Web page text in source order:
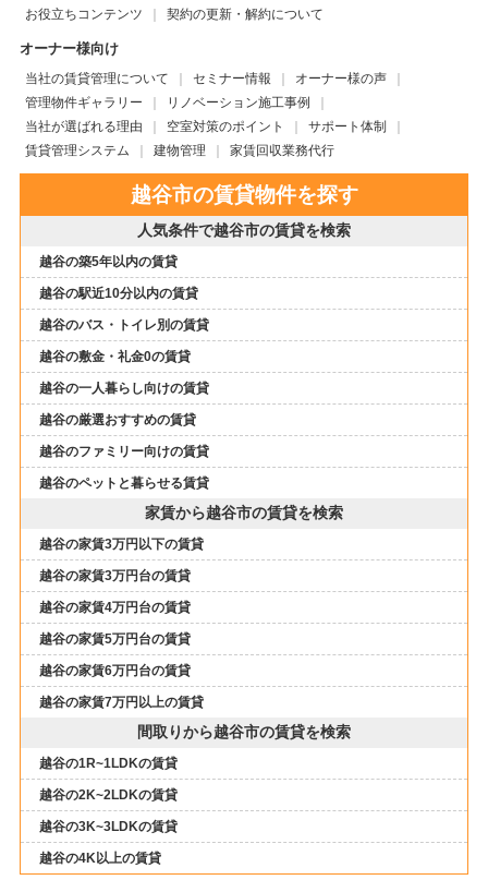
お役立ちコンテンツ
契約の更新・解約について
オーナー様向け
当社の賃貸管理について セミナー情報
オーナー様の声
管理物件ギャラリー
リノベーション施工事例
当社が選ばれる理由
空室対策のポイント
サポート体制
賃貸管理システム
建物管理 家賃回収業務代行
越谷市の賃貸物件を探す
人気条件で越谷市の賃貸を検索
越谷の築5年以内の賃貸
越谷の駅近10分以内の賃貸
越谷のバス・トイレ別の賃貸
越谷の敷金・礼金0の賃貸
越谷の一人暮らし向けの賃貸
越谷の厳選おすすめの賃貸
越谷のファミリー向けの賃貸
越谷のペットと暮らせる賃貸
家賃から越谷市の賃貸を検索
越谷の家賃3万円以下の賃貸
越谷の家賃3万円台の賃貸
越谷の家賃4万円台の賃貸
越谷の家賃5万円台の賃貸
越谷の家賃6万円台の賃貸
越谷の家賃7万円以上の賃貸
間取りから越谷市の賃貸を検索
越谷の1R~1LDKの賃貸
越谷の2K~2LDKの賃貸
越谷の3K~3LDKの賃貸
越谷の4K以上の賃貸